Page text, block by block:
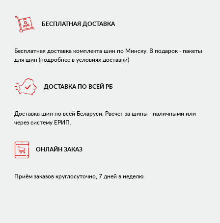
БЕСПЛАТНАЯ ДОСТАВКА
Бесплатная доставка комплекта шин по Минску. В подарок - пакеты
для шин (подробнее в условиях доставки)
ДОСТАВКА ПО ВСЕЙ РБ
Доставка шин по всей Беларуси. Расчет за шины - наличными или
через систему ЕРИП.
ОНЛАЙН ЗАКАЗ
Приём заказов круглосуточно, 7 дней в неделю.